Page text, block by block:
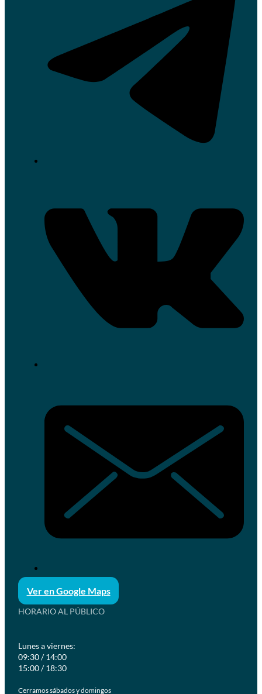
Ver en Google Maps
HORARIO AL PÚBLICO
Lunes a viernes:
09:30 / 14:00
15:00 / 18:30
Cerramos sábados y domingos